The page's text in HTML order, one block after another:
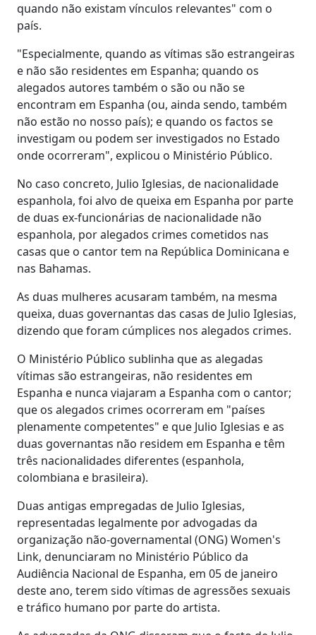
quando não existam vínculos relevantes" com o
país.
"Especialmente, quando as vítimas são estrangeiras
e não são residentes em Espanha; quando os
alegados autores também o são ou não se
encontram em Espanha (ou, ainda sendo, também
não estão no nosso país); e quando os factos se
investigam ou podem ser investigados no Estado
onde ocorreram", explicou o Ministério Público.
No caso concreto, Julio Iglesias, de nacionalidade
espanhola, foi alvo de queixa em Espanha por parte
de duas ex-funcionárias de nacionalidade não
espanhola, por alegados crimes cometidos nas
casas que o cantor tem na República Dominicana e
nas Bahamas.
As duas mulheres acusaram também, na mesma
queixa, duas governantas das casas de Julio Iglesias,
dizendo que foram cúmplices nos alegados crimes.
O Ministério Público sublinha que as alegadas
vítimas são estrangeiras, não residentes em
Espanha e nunca viajaram a Espanha com o cantor;
que os alegados crimes ocorreram em "países
plenamente competentes" e que Julio Iglesias e as
duas governantas não residem em Espanha e têm
três nacionalidades diferentes (espanhola,
colombiana e brasileira).
Duas antigas empregadas de Julio Iglesias,
representadas legalmente por advogadas da
organização não-governamental (ONG) Women's
Link, denunciaram no Ministério Público da
Audiência Nacional de Espanha, em 05 de janeiro
deste ano, terem sido vítimas de agressões sexuais
e tráfico humano por parte do artista.